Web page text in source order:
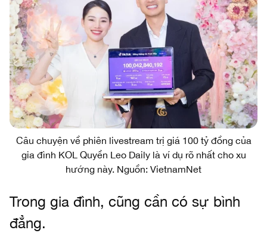
Câu chuyện về phiên livestream trị giá 100 tỷ đồng của
gia đình KOL Quyền Leo Daily là ví dụ rõ nhất cho xu
hướng này. Nguồn: VietnamNet
Trong gia đình, cũng cần có sự bình
đẳng.